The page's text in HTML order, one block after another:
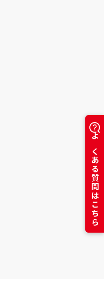
よくある質問はこちら